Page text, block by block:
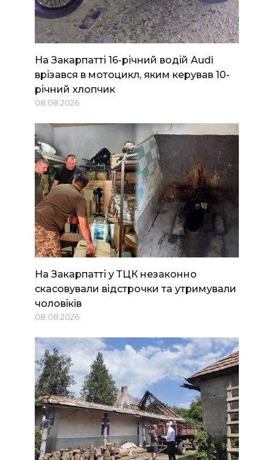
На Закарпатті 16-річний водій Audi
врізався в мотоцикл, яким керував 10-
річний хлопчик
08.08.2026
На Закарпатті у ТЦК незаконно
скасовували відстрочки та утримували
чоловіків
08.08.2026